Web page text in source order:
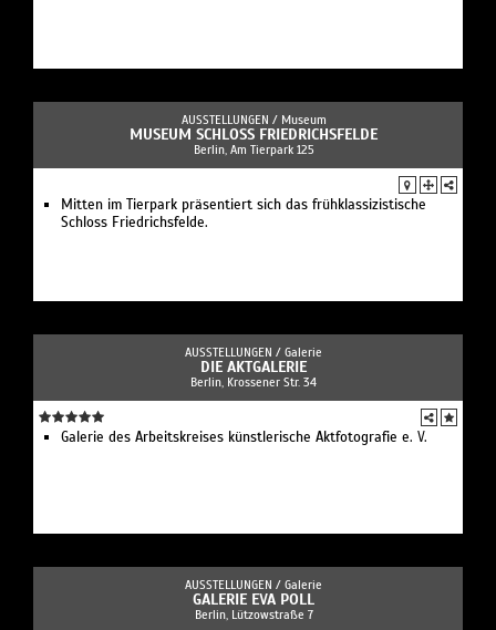
AUSSTELLUNGEN / Museum
MUSEUM SCHLOSS FRIEDRICHSFELDE
Berlin, Am Tierpark 125
Mitten im Tierpark präsentiert sich das frühklassizistische
Schloss Friedrichsfelde.
AUSSTELLUNGEN / Galerie
DIE AKTGALERIE
Berlin, Krossener Str. 34
Galerie des Arbeitskreises künstlerische Aktfotografie e. V.
AUSSTELLUNGEN / Galerie
GALERIE EVA POLL
Berlin, Lützowstraße 7